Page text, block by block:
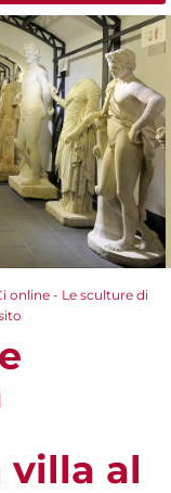
online - Le sculture di
villa al